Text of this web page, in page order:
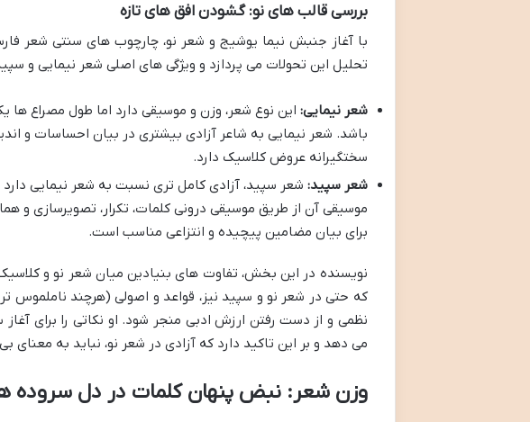
بررسی قالب های نو: گشودن افق های تازه
با آغاز جنبش نیما یوشیج و شعر نو، چارچوب های سنتی شعر
تحلیل این تحولات می پردازد و ویژگی های اصلی شعر نیمایی و
شعر نیمایی: این نوع شعر، وزن و موسیقی دارد اما طول مصراع
باشد. شعر نیمایی به شاعر آزادی بیشتری در بیان احساسات و
سختگیرانه عروض کلاسیک دارد.
شعر سپید: شعر سپید، آزادی کامل تری نسبت به شعر نیمایی
موسیقی آن از طریق موسیقی درونی کلمات، تکرار، تصویرسازی و
برای بیان مضامین پیچیده و انتزاعی مناسب است.
نویسنده در این بخش، تفاوت های بنیادین میان شعر نو و
که حتی در شعر نو و سپید نیز، قواعد و اصولی (هرچند
نظمی و از دست رفتن ارزش ادبی منجر شود. او نکاتی را برای
می دهد و بر این تاکید دارد که آزادی در شعر نو، نباید به
وزن شعر: نبض پنهان کلمات در دل سروده